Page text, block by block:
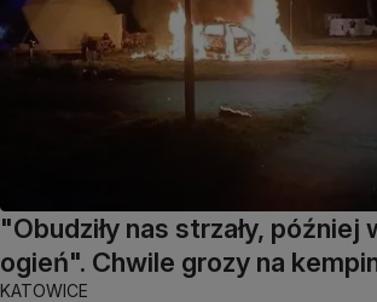
"Obudziły nas strzały, później
ogień". Chwile grozy na
KATOWICE